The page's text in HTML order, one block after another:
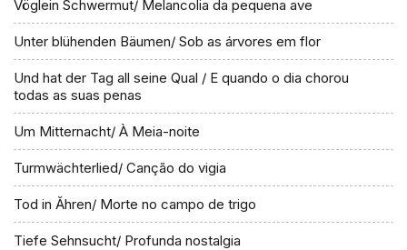
Vöglein Schwermut/ Melancolia da pequena ave
Unter blühenden Bäumen/ Sob as árvores em flor
Und hat der Tag all seine Qual / E quando o dia chorou
todas as suas penas
Um Mitternacht/ À Meia-noite
Turmwächterlied/ Canção do vigia
Tod in Ăhren/ Morte no campo de trigo
Tiefe Sehnsucht/ Profunda nostalgia